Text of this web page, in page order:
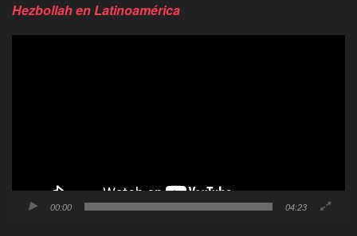
Hezbollah en Latinoamérica
00:00 04:23